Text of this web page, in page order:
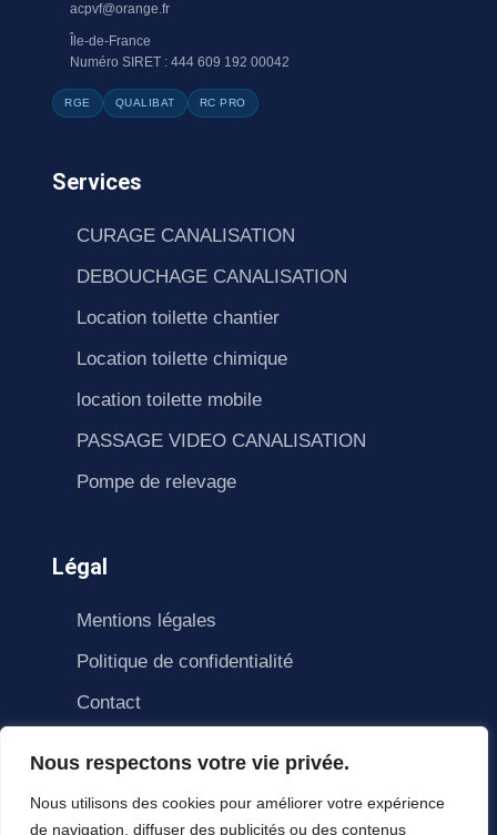
Nous respectons votre vie privée.
Nous utilisons des cookies pour améliorer votre expérience
de navigation, diffuser des publicités ou des contenus
acpvf@orange.fr
Île-de-France
Numéro SIRET : 444 609 192 00042
RGE QUALIBAT RC PRO
Services
CURAGE CANALISATION
DEBOUCHAGE CANALISATION
Location toilette chantier
Location toilette chimique
location toilette mobile
PASSAGE VIDEO CANALISATION
Pompe de relevage
Légal
Mentions légales
Politique de confidentialité
Contact